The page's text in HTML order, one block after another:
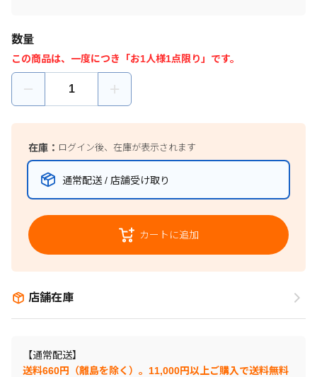
数量
この商品は、一度につき「お1人様1点限り」です。
在庫： ログイン後、在庫が表示されます
通常配送 / 店舗受け取り
カートに追加
店舗在庫
【通常配送】
送料660円（離島を除く）。11,000円以上ご購入で送料無料